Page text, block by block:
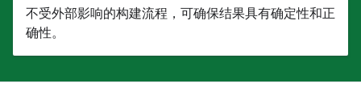
不受外部影响的构建流程，可确保结果具有确定性和正
确性。